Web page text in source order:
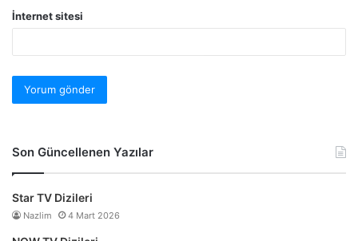
İnternet sitesi
Son Güncellenen Yazılar
Star TV Dizileri
Nazlim 4 Mart 2026